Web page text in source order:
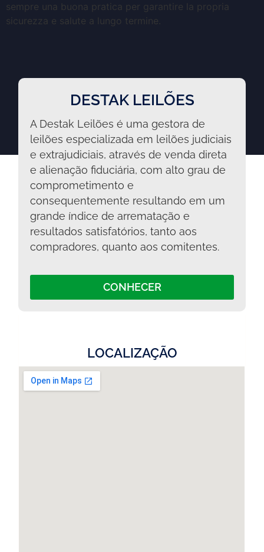
sempre una buona pratica per garantire la propria
sicurezza e salute a lungo termine.
DESTAK LEILÕES
A Destak Leilões é uma gestora de
leilões especializada em leilões judiciais
e extrajudiciais, através de venda direta
e alienação fiduciária, com alto grau de
comprometimento e
consequentemente resultando em um
grande índice de arrematação e
resultados satisfatórios, tanto aos
compradores, quanto aos comitentes.
CONHECER
LOCALIZAÇÃO